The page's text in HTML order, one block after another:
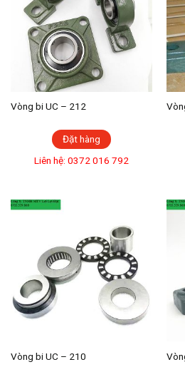
Vòng bi UC – 212
Đặt hàng
Liên hệ: 0372 016 792
Vòng bi UC – 210